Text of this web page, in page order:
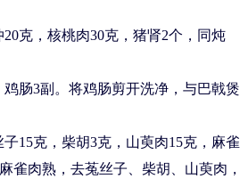
克，核桃肉30克，猪肾2个，同炖
肠3副。将鸡肠剪开洗净，与巴戟煲
克，柴胡3克，山萸肉15克，麻雀
雀肉熟，去菟丝子、柴胡、山萸肉，